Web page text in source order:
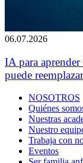
06.07.2026
IA para
puede reemplazar
NOSOTROS
Quiénes
Nuestras
Nuestro
Trabaja con
Eventos